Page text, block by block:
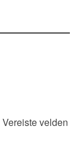
Vereiste velden